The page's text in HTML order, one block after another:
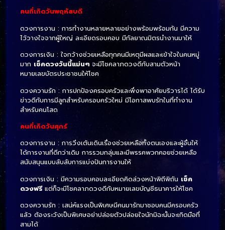
คนที่เกิดวันพฤหัสบดี
ดวงการงาน : การทำงานหลายหลายอย่างพร้อมพร้อมกัน มีความ
ไว้วางใจจากผู้ใหญ่ ละเอียดรอบคอบ มีกัลยาณมิตรนำงานมาให้
ดวงการเงิน : ใจกว้างช่วยเหลือทุกคนมีเหตุมีผลและเข้าใจในคนหมู่
มาก เช็คดวงวันนี้แม่นๆ จะมีโชคลาภดวงดีกับสามตัวหน้า
หมายเลขบัตรประชาชนให้โชค
ดวงความรัก : การปกป้องครอบครัวและพึ่งพาอาศัยบริวารได้ ได้รับ
ข่าวดีกับการมีลูกสำหรับครอบครัวใหม่ มีโอกาสพบรักในที่ทำงาน
สำหรับคนโสด
คนที่เกิดวันศุกร์
ดวงการงาน : การวิ่งเต้นเดินเรื่องช่วยเหลือทั้งตนเองและผู้อื่นให้
ได้การงานที่ดีกว่าเดิม การรวมกลุ่มและมีพรรคพวกคอยช่วยเหลือ
สนับสนุนแบบลับลับการแบ่งปันการงานให้
ดวงการเงิน : มีความรอบคอบละเอียดคิดล่วงหน้าพิถีพิถัน เช็ค
ดวงฟรี แต่ก็จะมีโชคลาภดวงดีกับหมายเลขบัญชีธนาคารให้โชค
ดวงความรัก : เสน่ห์แรงเป็นพิเศษมีคนมารักมาชอบคนมีครอบครัว
แล้ว ต้องระวังเป็นพิเศษอย่าปล่อยตัวปล่อยใจนักมิฉะนั้นจะเกิดมือที่
สามได้